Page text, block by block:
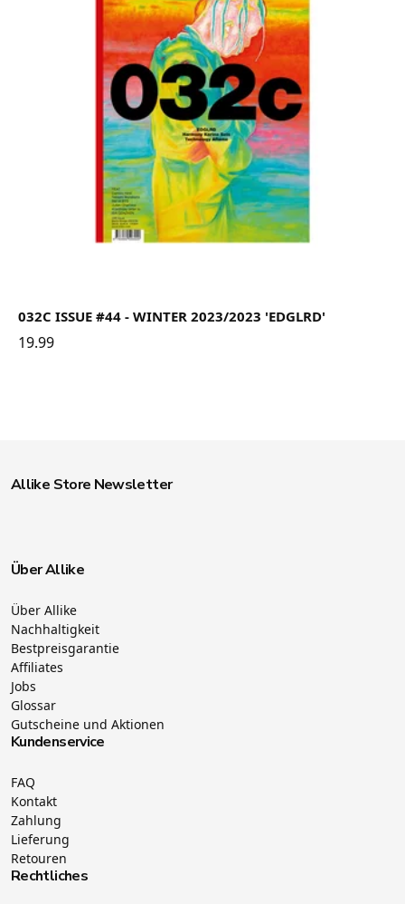
032C ISSUE #44 - WINTER 2023/2023 'EDGLRD'
19.99
Allike Store Newsletter
Über Allike
Über Allike
Nachhaltigkeit
Bestpreisgarantie
Affiliates
Jobs
Glossar
Gutscheine und Aktionen
Kundenservice
FAQ
Kontakt
Zahlung
Lieferung
Retouren
Rechtliches